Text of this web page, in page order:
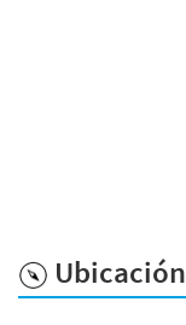
Ubicación